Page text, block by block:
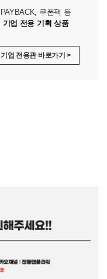
PAYBACK, 쿠폰팩 등
기업 전용 기획 상품
기업 전용관 바로가기 >